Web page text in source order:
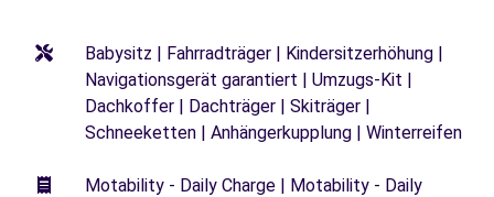
Babysitz | Fahrradträger | Kindersitzerhöhung |
Navigationsgerät garantiert | Umzugs-Kit |
Dachkoffer | Dachträger | Skiträger |
Schneeketten | Anhängerkupplung | Winterreifen
Motability - Daily Charge | Motability - Daily